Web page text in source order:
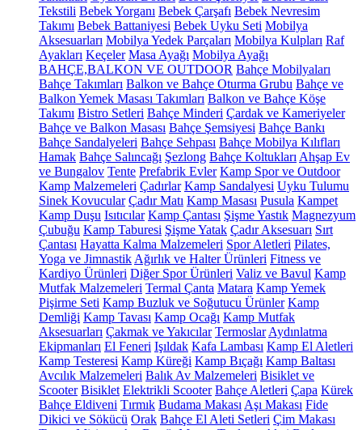
Tekstili Bebek Yorganı Bebek Çarşafı Bebek Nevresim
Takımı Bebek Battaniyesi Bebek Uyku Seti Mobilya
Aksesuarları Mobilya Yedek Parçaları Mobilya Kulpları Raf
Ayakları Keçeler Masa Ayağı Mobilya Ayağı
BAHÇE,BALKON VE OUTDOOR Bahçe Mobilyaları
Bahçe Takımları Balkon ve Bahçe Oturma Grubu Bahçe ve
Balkon Yemek Masası Takımları Balkon ve Bahçe Köşe
Takımı Bistro Setleri Bahçe Minderi Çardak ve Kameriyeler
Bahçe ve Balkon Masası Bahçe Şemsiyesi Bahçe Bankı
Bahçe Sandalyeleri Bahçe Sehpası Bahçe Mobilya Kılıfları
Hamak Bahçe Salıncağı Şezlong Bahçe Koltukları Ahşap Ev
ve Bungalov Tente Prefabrik Evler Kamp Spor ve Outdoor
Kamp Malzemeleri Çadırlar Kamp Sandalyesi Uyku Tulumu
Sinek Kovucular Çadır Matı Kamp Masası Pusula Kampet
Kamp Duşu Isıtıcılar Kamp Çantası Şişme Yastık Magnezyum
Çubuğu Kamp Taburesi Şişme Yatak Çadır Aksesuarı Sırt
Çantası Hayatta Kalma Malzemeleri Spor Aletleri Pilates,
Yoga ve Jimnastik Ağırlık ve Halter Ürünleri Fitness ve
Kardiyo Ürünleri Diğer Spor Ürünleri Valiz ve Bavul Kamp
Mutfak Malzemeleri Termal Çanta Matara Kamp Yemek
Pişirme Seti Kamp Buzluk ve Soğutucu Ürünler Kamp
Demliği Kamp Tavası Kamp Ocağı Kamp Mutfak
Aksesuarları Çakmak ve Yakıcılar Termoslar Aydınlatma
Ekipmanları El Feneri Işıldak Kafa Lambası Kamp El Aletleri
Kamp Testeresi Kamp Küreği Kamp Bıçağı Kamp Baltası
Avcılık Malzemeleri Balık Av Malzemeleri Bisiklet ve
Scooter Bisiklet Elektrikli Scooter Bahçe Aletleri Çapa Kürek
Bahçe Eldiveni Tırmık Budama Makası Aşı Makası Fide
Dikici ve Sökücü Orak Bahçe El Aleti Setleri Çim Makası